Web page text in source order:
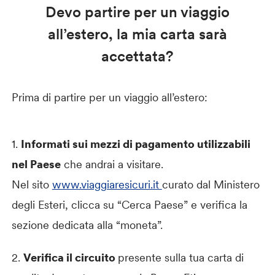
Devo partire per un viaggio
all’estero, la mia carta sarà
accettata?
Prima di partire per un viaggio all’estero:
1. Informati sui mezzi di pagamento utilizzabili
nel Paeseche andrai a visitare.
Nel sito www.viaggiaresicuri.it curato dal Ministero
degli Esteri, clicca su “Cerca Paese” e verifica la
sezione dedicata alla “moneta”.
2. Verifica il circuito presente sulla tua carta di